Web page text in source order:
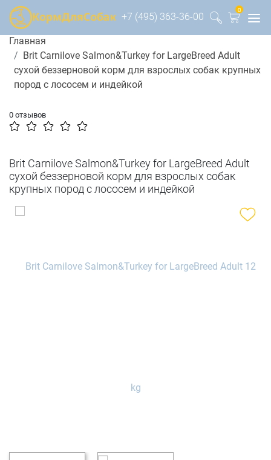
+7 (495) 363-36-00
0
Главная
Brit Carnilove Salmon&Turkey for LargeBreed Adult
сухой беззерновой корм для взрослых собак крупных
пород с лососем и индейкой
0 отзывов
Brit Carnilove Salmon&Turkey for LargeBreed Adult
сухой беззерновой корм для взрослых собак
крупных пород с лососем и индейкой